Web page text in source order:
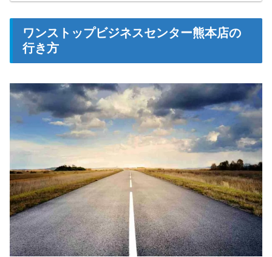
ワンストップビジネスセンター熊本店の
行き方